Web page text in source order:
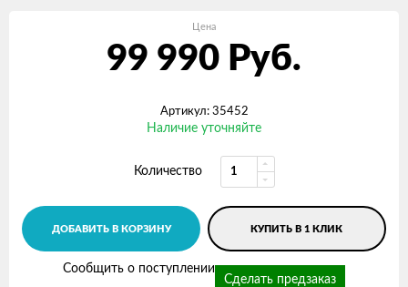
Цена
99 990 Руб.
Артикул: 35452
Наличие уточняйте
Количество
ДОБАВИТЬ В КОРЗИНУ КУПИТЬ В 1 КЛИК
Сообщить о поступлении
Сделать предзаказ